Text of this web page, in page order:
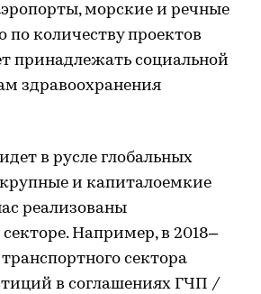
морские и речные
по количеству проектов
принадлежать социальной
здравоохранения
в русле глобальных
и капиталоемкие
реализованы
Например, в 2018–
сектора
в соглашениях ГЧП /